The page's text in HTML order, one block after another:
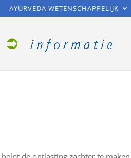
AYURVEDA WETENSCHAPPELIJK